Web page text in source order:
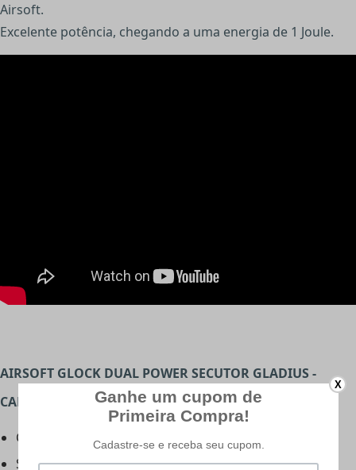
Airsoft.
Excelente potência, chegando a uma energia de 1 Joule.
AIRSOFT GLOCK DUAL POWER SECUTOR GLADIUS -
CARACTERÍSTICAS:
Calibre: 6mm
Serie: Gladius
X